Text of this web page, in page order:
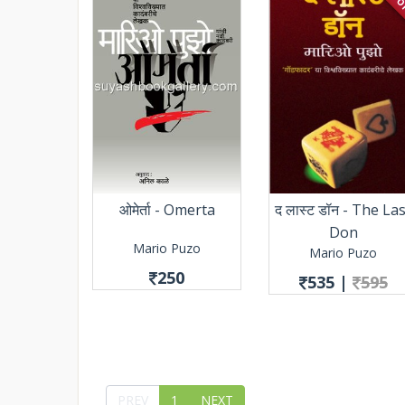
ओमेर्ता - Omerta
Mario Puzo
250
द लास्ट डॉन - The
Don
Mario Puzo
535 | 595
PREV 1 NEXT